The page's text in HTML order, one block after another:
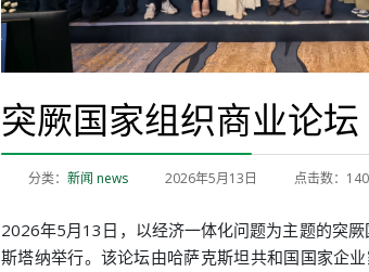
突厥国家组织商业论坛
分类： 新闻 news 2026年5月13日 点击数：140
2026年5月13日，以经济一体化问题为主题的突
斯塔纳举行。该论坛由哈萨克斯坦共和国国家企